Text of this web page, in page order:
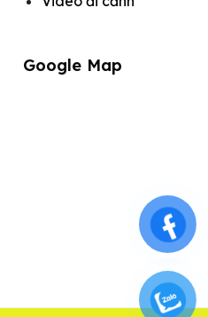
Google Map